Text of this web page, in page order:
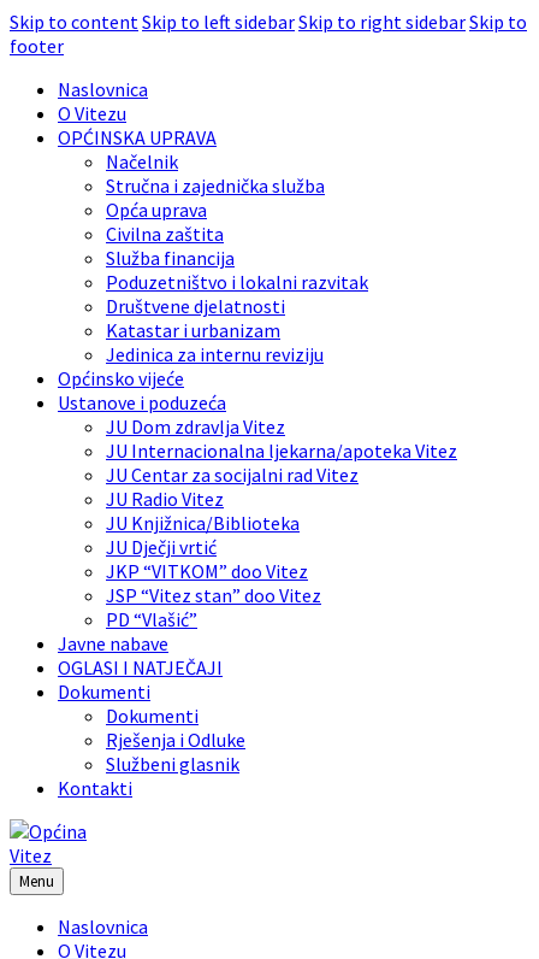
Skip to contentSkip to left sidebarSkip to right sidebarSkip to
footer
Naslovnica
O Vitezu
OPĆINSKA UPRAVA
Načelnik
Stručna i zajednička služba
Opća uprava
Civilna zaštita
Služba financija
Poduzetništvo i lokalni razvitak
Društvene djelatnosti
Katastar i urbanizam
Jedinica za internu reviziju
Općinsko vijeće
Ustanove i poduzeća
JU Dom zdravlja Vitez
JU Internacionalna ljekarna/apoteka Vitez
JU Centar za socijalni rad Vitez
JU Radio Vitez
JU Knjižnica/Biblioteka
JU Dječji vrtić
JKP “VITKOM” doo Vitez
JSP “Vitez stan” doo Vitez
PD “Vlašić”
Javne nabave
OGLASI I NATJEČAJI
Dokumenti
Dokumenti
Rješenja i Odluke
Službeni glasnik
Kontakti
Menu
Naslovnica
O Vitezu